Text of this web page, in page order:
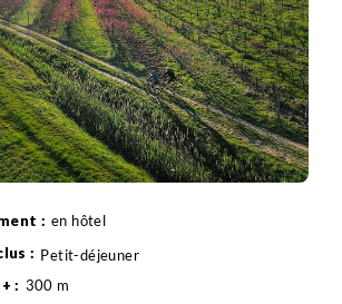
riche patrimoine historique, si
avec ses remparts médiévaux.
une colline surplombant la vallée de
Motovun offre une vue magnifique
et la forêt en contrebas, réputée
en truffes. Peut-être vous offrirez-
ces spécialités pour le dîner. Nuit dans
en hôtel
Petit-déjeuner
300 m